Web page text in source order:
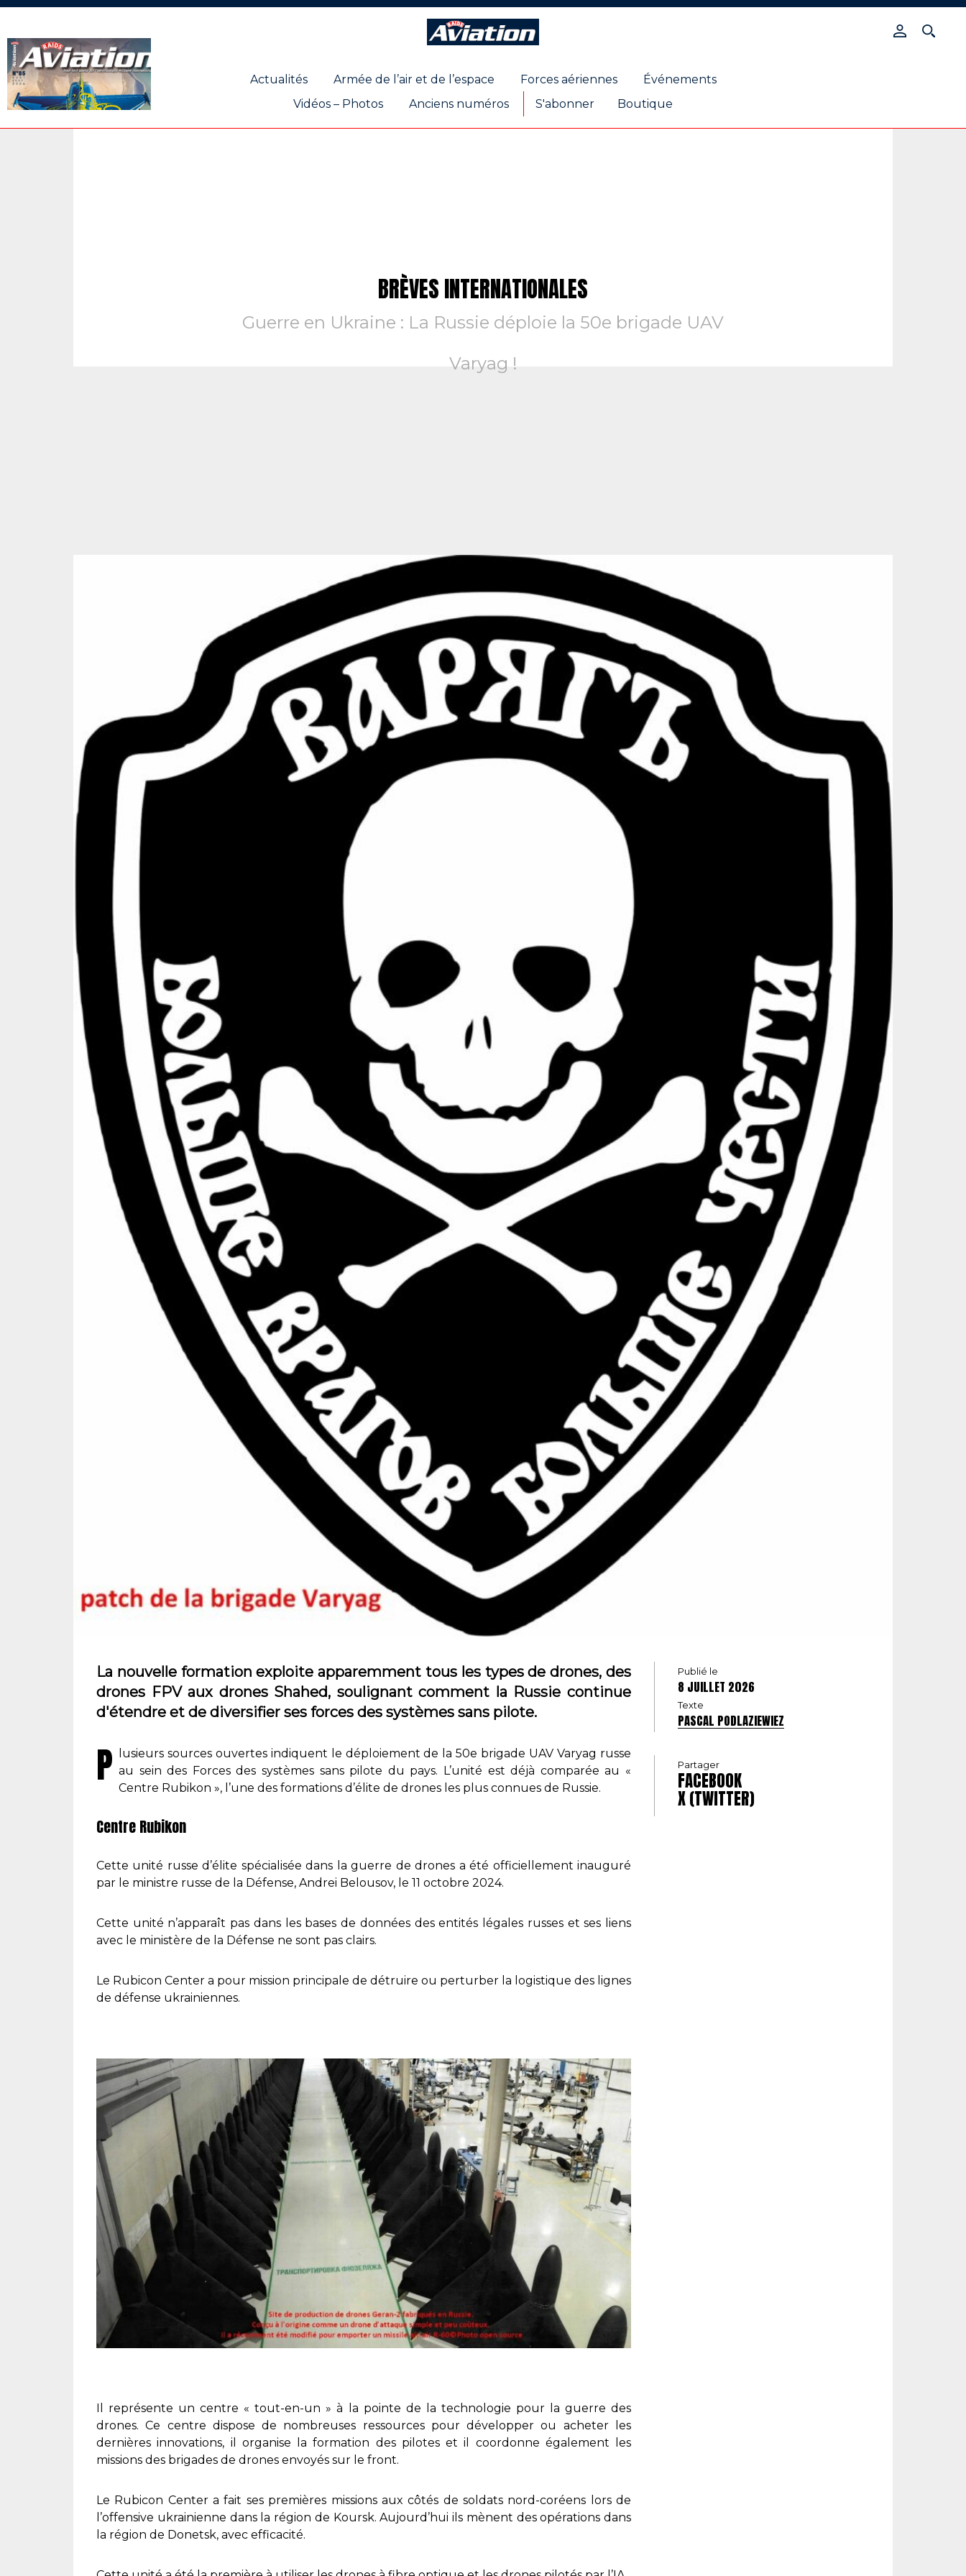
Magazine
Actualités Armée de l’air et de l’espace Forces aériennes
Événements
Vidéos – Photos
Anciens numéros S'abonner Boutique
BRÈVES INTERNATIONALES
Guerre en Ukraine : La Russie déploie la 50e brigade UAV
Varyag !
La nouvelle formation exploite apparemment tous les types de drones, des
drones FPV aux drones Shahed, soulignant comment la Russie continue
d'étendre et de diversifier ses forces des systèmes sans pilote.
P
lusieurs sources ouvertes indiquent le déploiement de la 50e brigade UAV Varyag russe
au sein des Forces des systèmes sans pilote du pays. L’unité est déjà comparée au «
Centre Rubikon », l’une des formations d’élite de drones les plus connues de Russie.
Centre Rubikon
Cette unité russe d’élite spécialisée dans la guerre de drones a été officiellement inauguré
par le ministre russe de la Défense, Andrei Belousov, le 11 octobre 2024.
Cette unité n’apparaît pas dans les bases de données des entités légales russes et ses liens
avec le ministère de la Défense ne sont pas clairs.
Le Rubicon Center a pour mission principale de détruire ou perturber la logistique des lignes
de défense ukrainiennes.
Il représente un centre « tout-en-un » à la pointe de la technologie pour la guerre des
drones. Ce centre dispose de nombreuses ressources pour développer ou acheter les
dernières innovations, il organise la formation des pilotes et il coordonne également les
missions des brigades de drones envoyés sur le front.
Le Rubicon Center a fait ses premières missions aux côtés de soldats nord-coréens lors de
l’offensive ukrainienne dans la région de Koursk. Aujourd’hui ils mènent des opérations dans
la région de Donetsk, avec efficacité.
Publié le
8 JUILLET 2026
Texte
PASCAL PODLAZIEWIEZ
Partager
FACEBOOK
X (TWITTER)
Panneau de gestion des cookies